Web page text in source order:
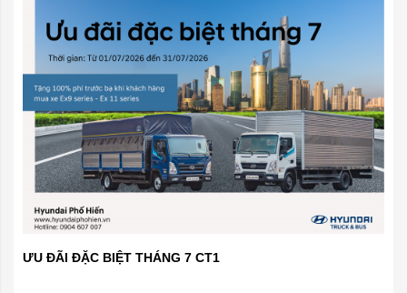
ƯU ĐÃI ĐẶC BIỆT THÁNG 7 CT1